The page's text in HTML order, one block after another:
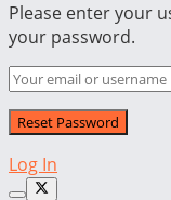
Please enter your
your password.
Log In